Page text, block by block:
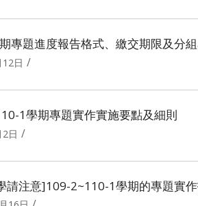
專題進度報告格式、繳交期限及分
日 /
1學期專題實作實施要點及細則
日 /
請注意]109-2~110-1學期的專題實